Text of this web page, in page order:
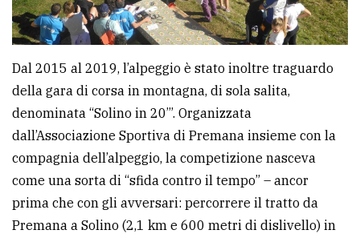
Dal 2015 al 2019, l’alpeggio è stato inoltre traguardo
della gara di corsa in montagna, di sola salita,
denominata “Solino in 20’”. Organizzata
dall’Associazione Sportiva di Premana insieme con la
compagnia dell’alpeggio, la competizione nasceva
come una sorta di “sfida contro il tempo” – ancor
prima che con gli avversari: percorrere il tratto da
Premana a Solino (2,1 km e 600 metri di dislivello) in